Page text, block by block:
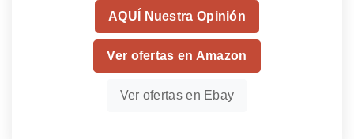
AQUÍ Nuestra Opinión
Ver ofertas en Amazon
Ver ofertas en Ebay